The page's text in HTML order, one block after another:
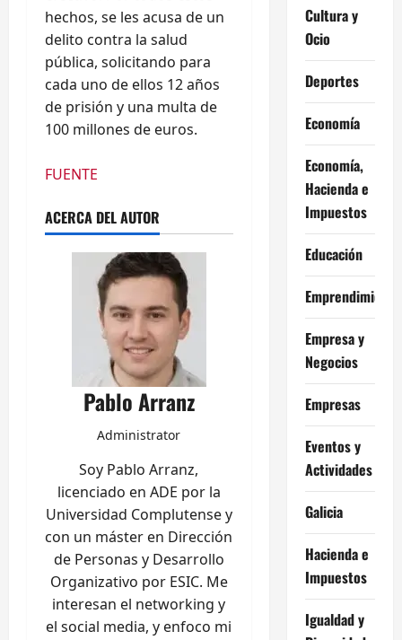
hechos, se les acusa de un
delito contra la salud
pública, solicitando para
cada uno de ellos 12 años
de prisión y una multa de
100 millones de euros.
FUENTE
ACERCA DEL AUTOR
Pablo Arranz
Administrator
Soy Pablo Arranz,
licenciado en ADE por la
Universidad Complutense y
con un máster en Dirección
de Personas y Desarrollo
Organizativo por ESIC. Me
interesan el networking y
el social media, y enfoco mi
Cultura y
Ocio
Deportes
Economía
Economía,
Hacienda e
Impuestos
Educación
Emprendimiento
Empresa y
Negocios
Empresas
Eventos y
Actividades
Galicia
Hacienda e
Impuestos
Igualdad y